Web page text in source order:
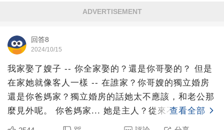
ADVERTISEMENT
回答8
2024/10/15
我家娶了嫂子 -- 你全家娶的？還是你哥娶的？ 但是
在家她就像客人一樣 -- 在誰家？你哥嫂的獨立婚房
還是你爸媽家？獨立婚房的話她太不應該，和老公那
麼見外呢。 你爸媽家... 她是主人？從來不會幫著媽
查看全部